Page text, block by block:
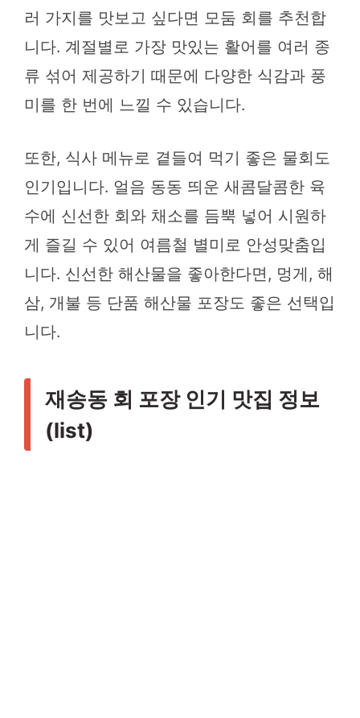
러 가지를 맛보고 싶다면 모둠 회를 추천합
니다. 계절별로 가장 맛있는 활어를 여러 종
류 섞어 제공하기 때문에 다양한 식감과 풍
미를 한 번에 느낄 수 있습니다.
또한, 식사 메뉴로 곁들여 먹기 좋은 물회도
인기입니다. 얼음 동동 띄운 새콤달콤한 육
수에 신선한 회와 채소를 듬뿍 넣어 시원하
게 즐길 수 있어 여름철 별미로 안성맞춤입
니다. 신선한 해산물을 좋아한다면, 멍게, 해
삼, 개불 등 단품 해산물 포장도 좋은 선택입
니다.
재송동 회 포장 인기 맛집 정보
(list)